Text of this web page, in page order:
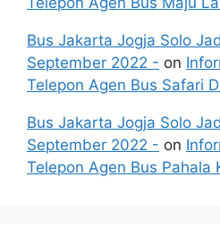
Bus Jakarta Jogja Solo
September 2022 - on
Telepon Agen Bus Safari
Bus Jakarta Jogja Solo
September 2022 - on
Telepon Agen Bus Pahala